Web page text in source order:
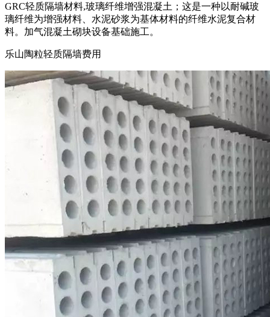
GRC轻质隔墙材料,玻璃纤维增强混凝土；这是一种以耐碱玻
璃纤维为增强材料、水泥砂浆为基体材料的纤维水泥复合材
料。加气混凝土砌块设备基础施工。
乐山陶粒轻质隔墙费用